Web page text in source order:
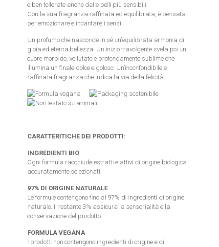
e ben tollerate anche dalle pelli più sensibili.
Con la sua fragranza raffinata ed equilibrata, è pensata
per emozionare e incantare i sensi.
Un profumo che nasconde in sè un’equilibrata armonia di
gioia ed eterna bellezza. Un inizio travolgente svela poi un
cuore morbido, vellutato e profondamente sublime che
illumina un finale dolce e goloso. Un’inconfondibile e
raffinata fragranza che indica la via della felicità.
CARATTERITICHE DEI PRODOTTI:
INGREDIENTI BIO
Ogni formula racchiude estratti e attivi di origine biologica
accuratamente selezionati.
97% DI ORIGINE NATURALE
Le formule contengono fino al 97% di ingredienti di origine
naturale. Il restante 3% assicura la sensorialità e la
conservazione del prodotto.
FORMULA VEGANA
I prodotti non contengono ingredienti di origine e di